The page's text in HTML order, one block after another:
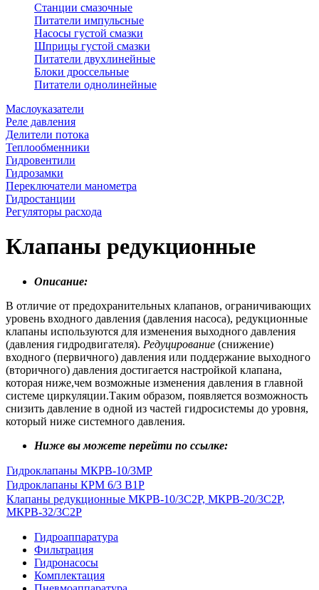
Станции смазочные
Питатели импульсные
Насосы густой смазки
Шприцы густой смазки
Питатели двухлинейные
Блоки дроссельные
Питатели однолинейные
Маслоуказатели
Реле давления
Делители потока
Теплообменники
Гидровентили
Гидрозамки
Переключатели манометра
Гидростанции
Регуляторы расхода
Клапаны редукционные
Описание:
В отличие от предохранительных клапанов, ограничивающих
уровень входного давления (давления насоса), редукционные
клапаны используются для изменения выходного давления
(давления гидродвигателя). Редуцирование (снижение)
входного (первичного) давления или поддержание выходного
(вторичного) давления достигается настройкой клапана,
которая ниже,чем возможные изменения давления в главной
системе циркуляции.Таким образом, появляется возможность
снизить давление в одной из частей гидросистемы до уровня,
который ниже системного давления.
Ниже вы можете перейти по ссылке:
Гидроклапаны МКРВ-10/3МР
Гидроклапаны КРМ 6/3 В1Р
Клапаны редукционные МКРВ-10/3С2Р, МКРВ-20/3С2Р,
МКРВ-32/3С2Р
Гидроаппаратура
Фильтрация
Гидронасосы
Комплектация